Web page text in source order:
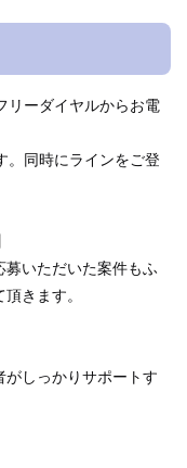
ーダイヤルからお電
。同時にラインをご登
いただいた案件もふ
きます。
がしっかりサポートす